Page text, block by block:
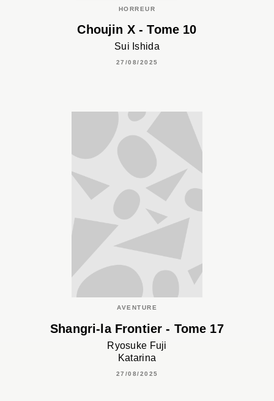
HORREUR
Choujin X - Tome 10
Sui Ishida
27/08/2025
AVENTURE
Shangri-la Frontier - Tome 17
Ryosuke Fuji
Katarina
27/08/2025